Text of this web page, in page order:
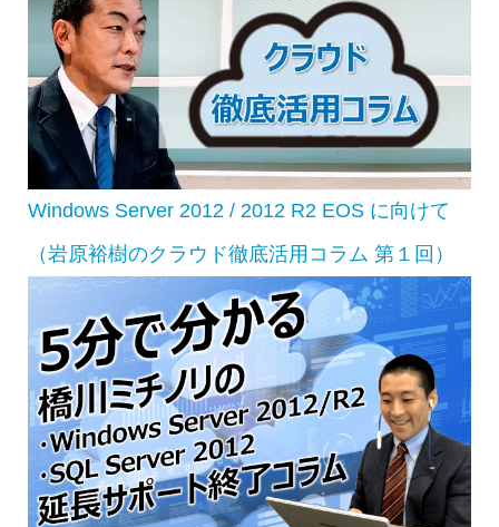
Windows Server 2012 / 2012 R2 EOS に向けて
（岩原裕樹のクラウド徹底活用コラム 第１回）